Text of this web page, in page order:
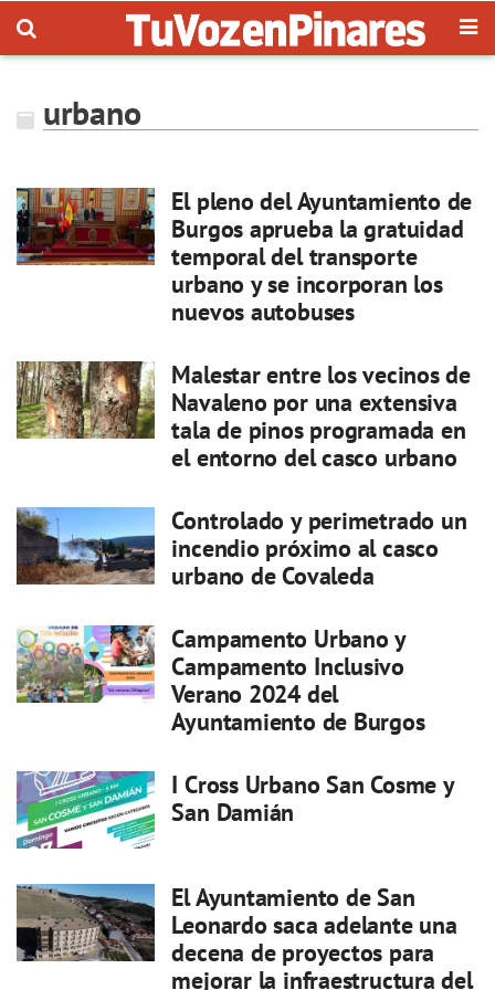
urbano
El pleno del Ayuntamiento de
Burgos aprueba la gratuidad
temporal del transporte
urbano y se incorporan los
nuevos autobuses
Malestar entre los vecinos de
Navaleno por una extensiva
tala de pinos programada en
el entorno del casco urbano
Controlado y perimetrado un
incendio próximo al casco
urbano de Covaleda
Campamento Urbano y
Campamento Inclusivo
Verano 2024 del
Ayuntamiento de Burgos
I Cross Urbano San Cosme y
San Damián
El Ayuntamiento de San
Leonardo saca adelante una
decena de proyectos para
mejorar la infraestructura del